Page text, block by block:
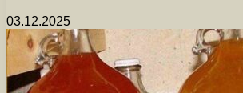
03.12.2025